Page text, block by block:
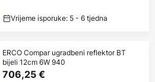
Vrijeme isporuke: 5 - 6 tjedna
ERCO Compar ugradbeni reflektor BT
bijeli 12cm 6W 940
706,25 €